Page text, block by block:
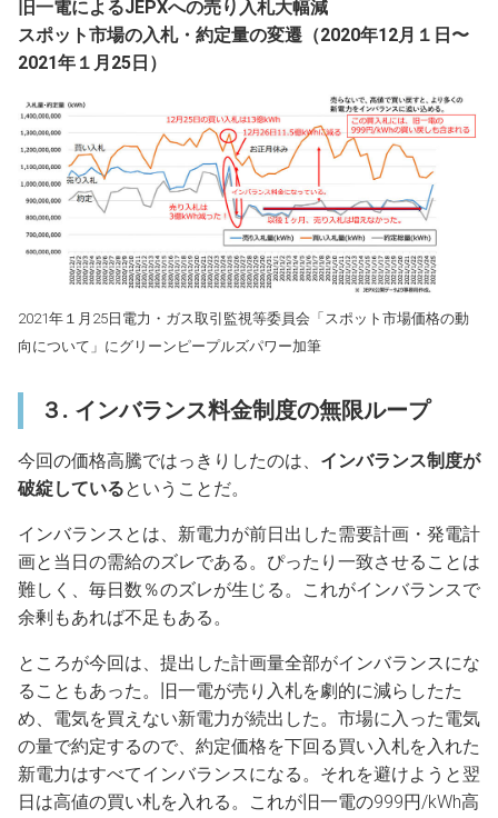
旧一電によるJEPXへの売り入札大幅減
スポット市場の入札・約定量の変遷（2020年12月１日〜
2021年１月25日）
2021年１月25日電力・ガス取引監視等委員会「スポット市場価格の動
向について」にグリーンピープルズパワー加筆
３. インバランス料金制度の無限ループ
今回の価格高騰ではっきりしたのは、 インバランス制度が
破綻しているということだ。
インバランスとは、新電力が前日出した需要計画・発電計
画と当日の需給のズレである。ぴったり一致させることは
難しく、毎日数％のズレが生じる。これがインバランスで
余剰もあれば不足もある。
ところが今回は、提出した計画量全部がインバランスにな
ることもあった。旧一電が売り入札を劇的に減らしたた
め、電気を買えない新電力が続出した。市場に入った電気
の量で約定するので、約定価格を下回る買い入札を入れた
新電力はすべてインバランスになる。それを避けようと翌
日は高値の買い札を入れる。これが旧一電の999円/kWh高